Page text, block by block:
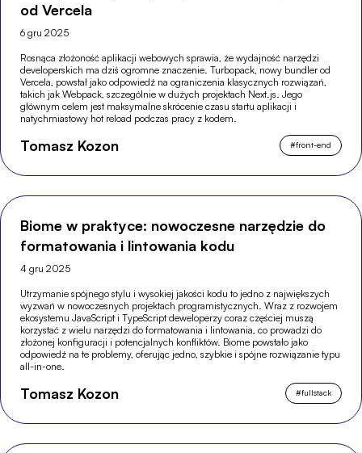
od Vercela
6 gru 2025
Rosnąca złożoność aplikacji webowych sprawia, że wydajność narzędzi
developerskich ma dziś ogromne znaczenie. Turbopack, nowy bundler od
Vercela, powstał jako odpowiedź na ograniczenia klasycznych rozwiązań,
takich jak Webpack, szczególnie w dużych projektach Next.js. Jego
głównym celem jest maksymalne skrócenie czasu startu aplikacji i
natychmiastowy hot reload podczas pracy z kodem.
Tomasz Kozon #front-end
Biome w praktyce: nowoczesne narzędzie do
formatowania i lintowania kodu
4 gru 2025
Utrzymanie spójnego stylu i wysokiej jakości kodu to jedno z największych
wyzwań w nowoczesnych projektach programistycznych. Wraz z rozwojem
ekosystemu JavaScript i TypeScript deweloperzy coraz częściej muszą
korzystać z wielu narzędzi do formatowania i lintowania, co prowadzi do
złożonej konfiguracji i potencjalnych konfliktów. Biome powstało jako
odpowiedź na te problemy, oferując jedno, szybkie i spójne rozwiązanie typu
all-in-one.
Tomasz Kozon #fullstack